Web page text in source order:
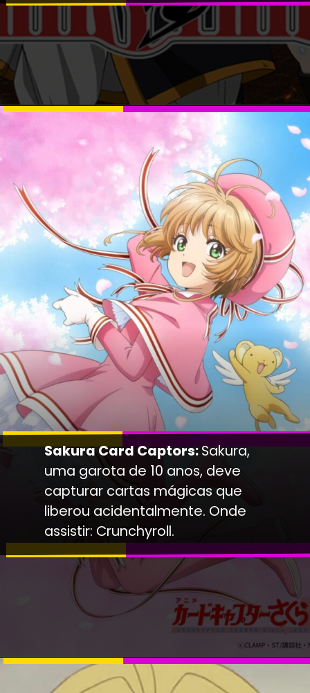
Sakura Card Captors:Sakura,
uma garota de 10 anos, deve
capturar cartas mágicas que
liberou acidentalmente. Onde
assistir: Crunchyroll.